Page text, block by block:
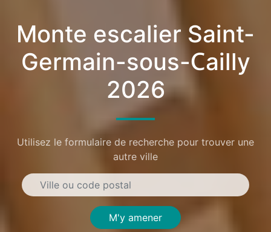
Monte escalier Saint-
Germain-sous-Cailly
2026
Utilisez le formulaire de recherche pour trouver une
autre ville
M'y amener